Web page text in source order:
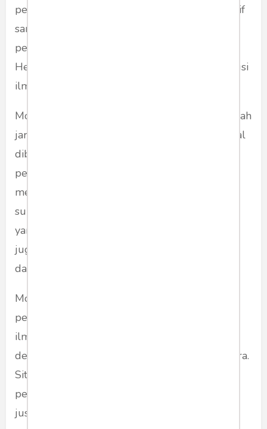
pertanyaan atau masalah yang secara substantif
sama. Sitasi cyclical ini lazim digunakan dalam
pengembangan ilmu model dialektika-kritis
Hegel dan Marx, falsifikasi Popper, atau revolusi
ilmu Kuhn.
Model
. Sitasi model ini menghasilkan sebuah
jaringan sitasi yang secara struktural-fungsional
dibangun oleh penulis secara konsensual dari
perspektif,
metode/model/paradigma yang memiliki
substansi jawaban, penjelasan atau deskripsi
yang sama atas pertanyaan atau masalah yang
juga sama, tanpa ada perbedaan sama sekali
dalam derajat/kualitas substansinya.
Model sitasi ini hanya memperlihatkan
pertumbuhan eksponensial dari karya-karya
ilmiah yang dikutip, tetapi dengan
derajat/kualitas substansi yang sama atau setara.
Sitasi flat ini juga lazim digunakan dalam
pengembangan ilmu model verifikasi dan
justifikasi Bacon.